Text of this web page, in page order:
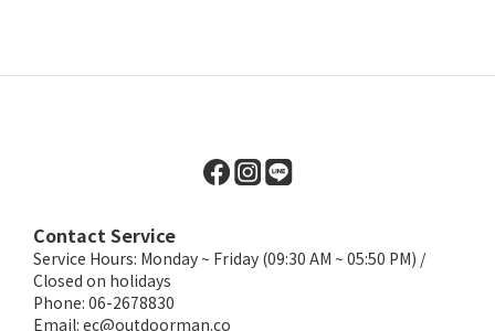
Contact Service
Service Hours: Monday ~ Friday (09:30 AM ~ 05:50 PM) /
Closed on holidays
Phone: 06-2678830
Email: ec@outdoorman.co